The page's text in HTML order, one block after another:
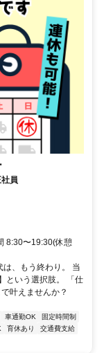
員
8:30〜19:30(休憩
、もう終わり。 当
という選択肢。 「仕
叶えませんか？
車通勤OK
固定時間制
育休あり
交通費支給